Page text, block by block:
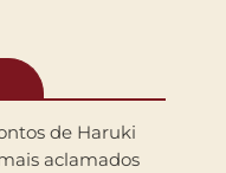
de Haruki
aclamados